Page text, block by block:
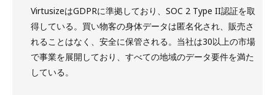
VirtusizeはGDPRに準拠しており、SOC 2 Type II認証を取
得している。買い物客の身体データは匿名化され、販売さ
れることはなく、安全に保管される。当社は30以上の市場
で事業を展開しており、すべての地域のデータ要件を満た
している。